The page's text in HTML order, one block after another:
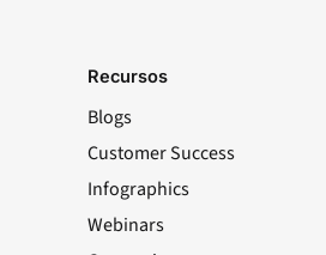
Recursos
Blogs
Customer Success
Infographics
Webinars